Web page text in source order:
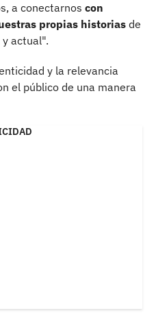
a conectarnos con
propias historias de
actual".
y la relevancia
el público de una manera